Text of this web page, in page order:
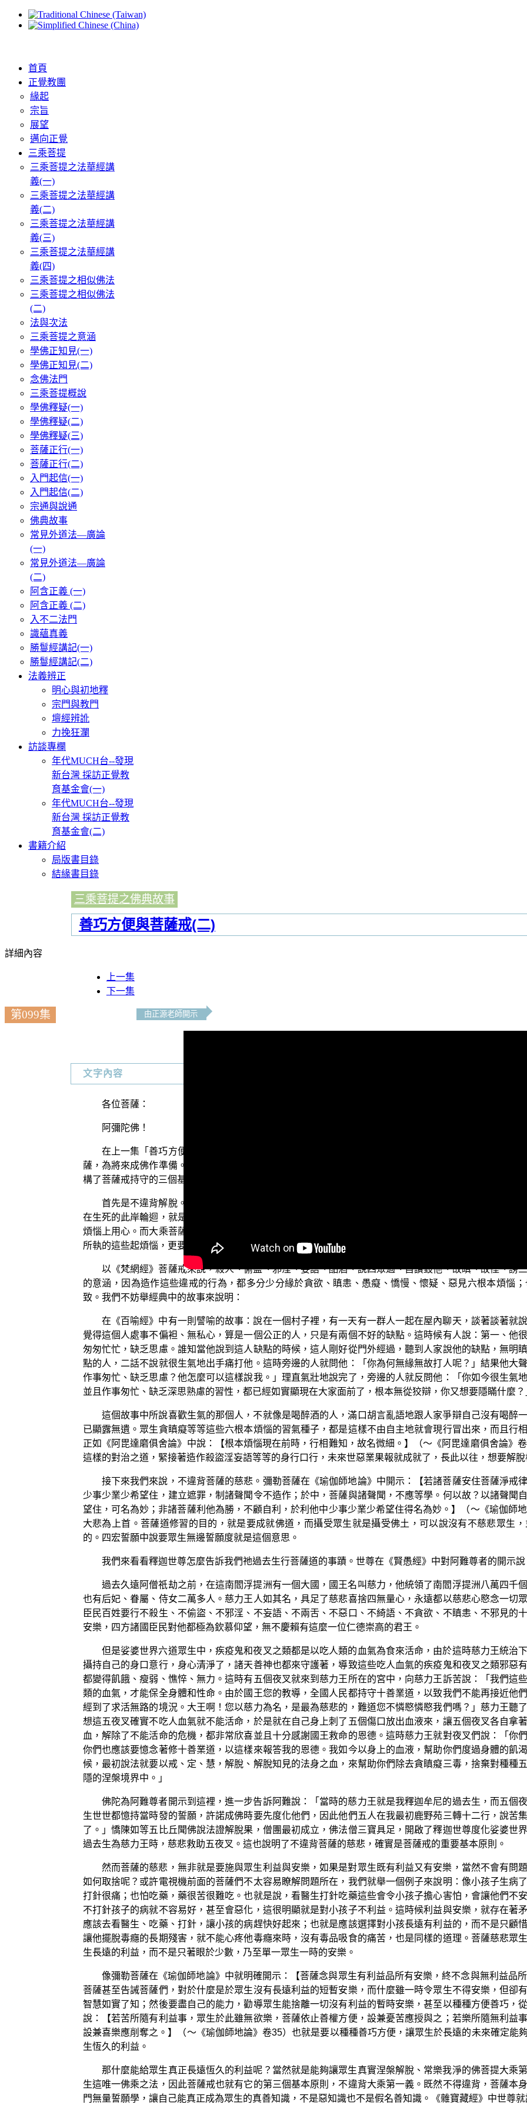
首頁
正覺教團
緣起
宗旨
展望
邁向正覺
三乘菩提
三乘菩提之法華經講
義(一)
三乘菩提之法華經講
義(二)
三乘菩提之法華經講
義(三)
三乘菩提之法華經講
義(四)
三乘菩提之相似佛法
三乘菩提之相似佛法
(二)
法與次法
三乘菩提之意涵
學佛正知見(一)
學佛正知見(二)
念佛法門
三乘菩提概說
學佛釋疑(一)
學佛釋疑(二)
學佛釋疑(三)
菩薩正行(一)
菩薩正行(二)
入門起信(一)
入門起信(二)
宗通與說通
佛典故事
常見外道法—廣論
(一)
常見外道法—廣論
(二)
阿含正義 (一)
阿含正義 (二)
入不二法門
識蘊真義
勝鬘經講記(一)
勝鬘經講記(二)
法義辨正
明心與初地釋
宗門與教門
壇經辨訛
力挽狂瀾
訪談專欄
年代MUCH台--發現
新台灣 採訪正覺教
育基金會(一)
年代MUCH台--發現
新台灣 採訪正覺教
育基金會(二)
書籍介紹
局版書目錄
結緣書目錄
三乘菩提之佛典故事
善巧方便與菩薩戒(二)
詳細內容
上一集
下一集
第099集 由正源老師開示
文字內容
各位菩薩：
阿彌陀佛！
在上一集「善巧方便與菩薩戒」單元中，我們總結受菩薩戒的目的就是要修正自己的身口意行，使自
薩，為將來成佛作準備。這個目的也可以說，就是學人開始從內心中更為具體地履踐歸依三寶時所發的四
構了菩薩戒持守的三個基本原則：第一、不違背解脫；第二、不違背菩薩的慈悲；第三、不違背大乘第一
首先是不違背解脫。佛道修學首要的目的，就是要求解脫，常聽學佛人說要自度度他，度是指度到解
在生死的此岸輪迴，就是因為我見、我執和我所執的無明煩惱不能斷除；因此學佛既是要度到解脫的彼岸
煩惱上用心。而大乘菩薩在受菩薩戒前，歸依時既然已經發了四宏誓願，其中煩惱無盡誓願斷，就不只要
所執的這些起煩惱，更要斷盡不共二乘的如塵沙數無始無明上煩惱；因此說，菩薩戒持守的第一項基本原則
以《梵網經》菩薩戒來說，殺人、偷盜、邪淫、妄語、酤酒、說四眾過、自讚毀他、故瞋、故慳、謗
的意涵，因為造作這些違戒的行為，都多分少分緣於貪欲、瞋恚、愚癡、憍慢、懷疑、惡見六根本煩惱
致。我們不妨舉經典中的故事來說明：
在《百喻經》中有一則譬喻的故事：說在一個村子裡，有一天有一群人一起在屋內聊天，談著談著就
覺得這個人處事不偏袒、無私心，算是一個公正的人，只是有兩個不好的缺點。這時候有人說：第一、他
匆匆忙忙，缺乏思慮。誰知當他說到這人缺點的時候，這人剛好從門外經過，聽到人家說他的缺點，無明
點的人，二話不說就很生氣地出手痛打他。這時旁邊的人就問他：「你為何無緣無故打人呢？」結果他大
作事匆忙、缺乏思慮？他怎麼可以這樣說我。」理直氣壯地說完了，旁邊的人就反問他：「你如今很生氣
並且作事匆忙、缺乏深思熟慮的習性，都已經如實顯現在大家面前了，根本無從狡辯，你又想要隱瞞什麼？
這個故事中所說喜歡生氣的那個人，不就像是喝醉酒的人，滿口胡言亂語地跟人家爭辯自己沒有喝醉
已顯露無遺。眾生貪瞋癡等等這些六根本煩惱的習氣種子，都是這樣不由自主地就會現行冒出來，而且行
正如《阿毘達磨俱舍論》中說：【根本煩惱現在前時，行相難知，故名微細。】（～《阿毘達磨俱舍論》
這樣的對治之道，緊接著造作殺盜淫妄語等等的身行口行，未來世惡業果報就成就了，長此以往，想要解脫
接下來我們來說，不違背菩薩的慈悲。彌勒菩薩在《瑜伽師地論》中開示：【若諸菩薩安住菩薩淨戒
少事少業少希望住，建立遮罪，制諸聲聞令不造作；於中，菩薩與諸聲聞，不應等學。何以故？以諸聲聞
望住，可名為妙；非諸菩薩利他為勝，不顧自利，於利他中少事少業少希望住得名為妙。】（～《瑜伽師
大悲為上首。菩薩道修習的目的，就是要成就佛道，而攝受眾生就是攝受佛土，可以說沒有不慈悲眾生
的。四宏誓願中說要眾生無邊誓願度就是這個意思。
我們來看看釋迦世尊怎麼告訴我們祂過去生行菩薩道的事蹟。世尊在《賢愚經》中對阿難尊者的開示說
過去久遠阿僧祇劫之前，在這南閻浮提洲有一個大國，國王名叫慈力，他統領了南閻浮提洲八萬四千
也有后妃、眷屬、侍女二萬多人。慈力王人如其名，具足了慈悲喜捨四無量心，永遠都以慈悲心愍念一切
臣民百姓要行不殺生、不偷盜、不邪淫、不妄語、不兩舌、不惡口、不綺語、不貪欲、不瞋恚、不邪見的
安樂，四方諸國臣民對他都極為欽慕仰望，無不慶賴有這麼一位仁德崇高的君王。
但是娑婆世界六道眾生中，疾疫鬼和夜叉之類都是以吃人類的血氣為食來活命，由於這時慈力王統治
攝持自己的身口意行，身心清淨了，諸天善神也都來守護著，導致這些吃人血氣的疾疫鬼和夜叉之類邪惡
都變得飢餓、瘦弱、憔悴、無力。這時有五個夜叉就來到慈力王所在的宮中，向慈力王訴苦說：「我們這
類的血氣，才能保全身體和性命。由於國王您的教導，全國人民都持守十善業道，以致我們不能再接近他
經到了求活無路的境況。大王啊！您以慈力為名，是最為慈悲的，難道您不憐愍憐愍我們嗎？」慈力王聽
想這五夜叉確實不吃人血氣就不能活命，於是就在自己身上刺了五個傷口放出血液來，讓五個夜叉各自拿
血，解除了不能活命的危機，都非常欣喜並且十分感謝國王救命的恩德。這時慈力王就對夜叉們說：「你
你們也應該要憶念著修十善業道，以這樣來報答我的恩德。我如今以身上的血液，幫助你們度過身體的飢
候，最初說法就要以戒、定、慧，解脫、解脫知見的法身之血，來幫助你們除去貪瞋癡三毒，捨棄對種種
隱的涅槃境界中。」
佛陀為阿難尊者開示到這裡，進一步告訴阿難說：「當時的慈力王就是我釋迦牟尼的過去生，而五個
生世世都憶持當時發的誓願，許諾成佛時要先度化他們，因此他們五人在我最初鹿野苑三轉十二行，說苦
了。」憍陳如等五比丘聞佛說法證解脫果，僧團最初成立，佛法僧三寶具足，開啟了釋迦世尊度化娑婆世
過去生為慈力王時，慈悲救助五夜叉。這也說明了不違背菩薩的慈悲，確實是菩薩戒的重要基本原則。
然而菩薩的慈悲，無非就是要施與眾生利益與安樂，如果是對眾生既有利益又有安樂，當然不會有問
如何取捨呢？或許電視機前面的菩薩們不太容易瞭解問題所在，我們就舉一個例子來說明：像小孩子生病
打針很痛；也怕吃藥，藥很苦很難吃。也就是說，看醫生打針吃藥這些會令小孩子擔心害怕，會讓他們不
不打針孩子的病就不容易好，甚至會惡化，這很明顯就是對小孩子不利益。這時候利益與安樂，就存在著
應該去看醫生、吃藥、打針，讓小孩的病趕快好起來；也就是應該選擇對小孩長遠有利益的，而不是只顧
讓他擺脫毒癮的長期殘害，就不能心疼他毒癮來時，沒有毒品吸食的痛苦，也是同樣的道理。菩薩慈悲眾
生長遠的利益，而不是只著眼於少數，乃至單一眾生一時的安樂。
像彌勒菩薩在《瑜伽師地論》中就明確開示：【菩薩念與眾生有利益品所有安樂，終不念與無利益品
菩薩甚至告誡菩薩們，對於什麼是於眾生沒有長遠利益的短暫安樂，而什麼雖一時令眾生不得安樂，但卻
智慧如實了知；然後要盡自己的能力，勸導眾生能捨離一切沒有利益的暫時安樂，甚至以種種方便善巧，
說：【若苦所隨有利益事，眾生於此雖無欲樂，菩薩依止善權方便，設兼憂苦應授與之；若樂所隨無利益
設兼喜樂應削奪之。】（～《瑜伽師地論》卷35）也就是要以種種善巧方便，讓眾生於長遠的未來確定能
生恆久的利益。
那什麼能給眾生真正長遠恆久的利益呢？當然就是能夠讓眾生真實涅槃解脫、常樂我淨的佛菩提大乘
生這唯一佛乘之法，因此菩薩戒也就有它的第三個基本原則，不違背大乘第一義。既然不得違背，菩薩本
門無量誓願學，讓自己能真正成為眾生的真善知識，不是惡知識也不是假名善知識。《雜寶藏經》中世尊就